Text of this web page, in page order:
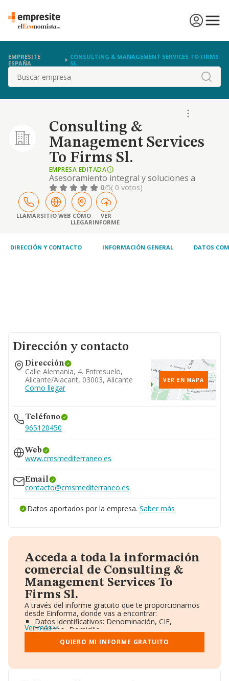
EMPRESITE
ESPAÑA
CONSULTING & MANAGEMENT SERVICES TO FIRMS
SL.
Buscar
Consulting &
Management Services
To Firms Sl.
EMPRESA EDITADA
Asesoramiento integral y soluciones a
medida para pymes, autónomos y
sociedades
0/5( 0 votos)
LLAMARSITIO WEB CÓMO
LLEGAR
VER
INFORME
DIRECCIÓN Y CONTACTO INFORMACIÓN GENERAL DATOS
Dirección y contacto
Dirección
Calle Alemania, 4. Entresuelo,
Alicante/alacant, 03003, Alicante
Como llegar
VER EN MAPA
Teléfono
965120450
Web
www.cmsmediterraneo.es
Email
contacto@cmsmediterraneo.es
Datos aportados por la empresa. Saber más
Acceda a toda la información
comercial de Consulting &
Management Services To
Firms Sl.
A través del informe gratuito que te proporcionamos
desde Einforma, donde vas a encontrar:
Datos identificativos: Denominación, CIF,
Teléfono, Domicilio.
Informe Mercantil Completo (BORME).
Gráficos de Evolución Ventas y Empleados.
Consejo de Administración y Administradores.
Accionistas.
Ver más
QUIERO MI INFORME GRATUITO